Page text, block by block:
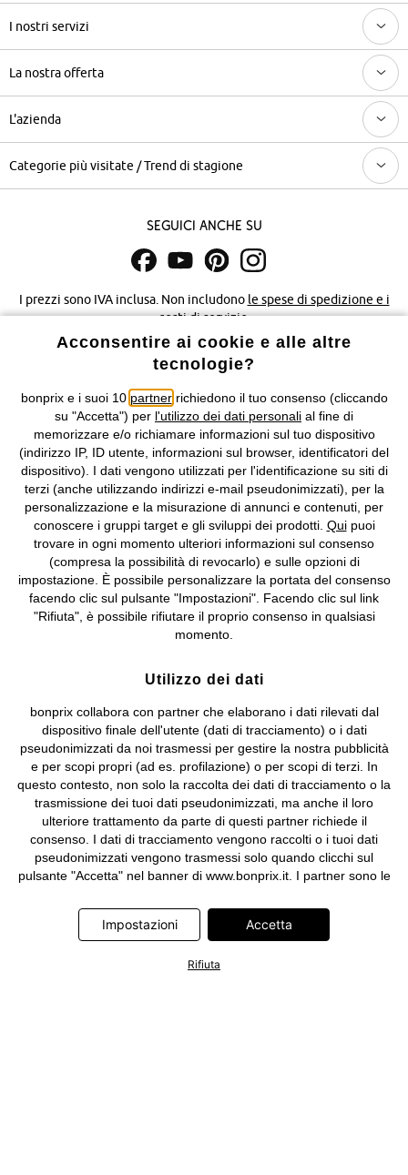
I nostri servizi
La nostra offerta
L'azienda
Categorie più visitate / Trend di stagione
Seguici anche su
I prezzi sono IVA inclusa. Non includono le spese di spedizione e i
costi di servizio.
Condizioni di vendita Accessibilità
Informativa privacy e cookie Gestione dei cookie
Informazioni legali Diritto di recesso
2026 bonprix. Tutti i diritti riservati.
bonprix S.r.l. con socio unico, sede legale: via Adua 33 - 13855
Valdengo (BI) C.F. 01510910027 - P.I. 01939830020, Reg. Imprese di
Biella n. 01510910027, R.E.A. BI - 171345, N. Reg. Pile:
IT09060P00000858, N. Reg. AEE: IT08020000002105 Capitale
Sociale: euro 1.000.000 i.v, Società soggetta all'attività di direzione
e coordinamento di bonprix Beteiligungs -Verwaltungsgesellschaft
mbH.
Acconsentire ai cookie e alle altre
tecnologie?
bonprix e i suoi 10 partnerrichiedono il tuo consenso (cliccando
su "Accetta") per l'utilizzo dei dati personali al fine di
memorizzare e/o richiamare informazioni sul tuo dispositivo
(indirizzo IP, ID utente, informazioni sul browser, identificatori del
dispositivo). I dati vengono utilizzati per l'identificazione su siti di
terzi (anche utilizzando indirizzi e-mail pseudonimizzati), per la
personalizzazione e la misurazione di annunci e contenuti, per
conoscere i gruppi target e gli sviluppi dei prodotti. Quipuoi
trovare in ogni momento ulteriori informazioni sul consenso
(compresa la possibilità di revocarlo) e sulle opzioni di
impostazione. È possibile personalizzare la portata del consenso
facendo clic sul pulsante "Impostazioni". Facendo clic sul link
"Rifiuta", è possibile rifiutare il proprio consenso in qualsiasi
momento.
Utilizzo dei dati
bonprix collabora con partner che elaborano i dati rilevati dal
dispositivo finale dell'utente (dati di tracciamento) o i dati
pseudonimizzati da noi trasmessi per gestire la nostra pubblicità
e per scopi propri (ad es. profilazione) o per scopi di terzi. In
questo contesto, non solo la raccolta dei dati di tracciamento o la
trasmissione dei tuoi dati pseudonimizzati, ma anche il loro
ulteriore trattamento da parte di questi partner richiede il
consenso. I dati di tracciamento vengono raccolti o i tuoi dati
pseudonimizzati vengono trasmessi solo quando clicchi sul
pulsante "Accetta" nel banner di www.bonprix.it. I partner sono le
Limited, Hurra Communications GmbH, ID5 Technology Ltd,
Meta Platforms Ireland Limited, Microsoft Ireland Operations
Information Technologies UK Limited. Ulteriori informazioni sul
Impostazioni Accetta
Rifiuta